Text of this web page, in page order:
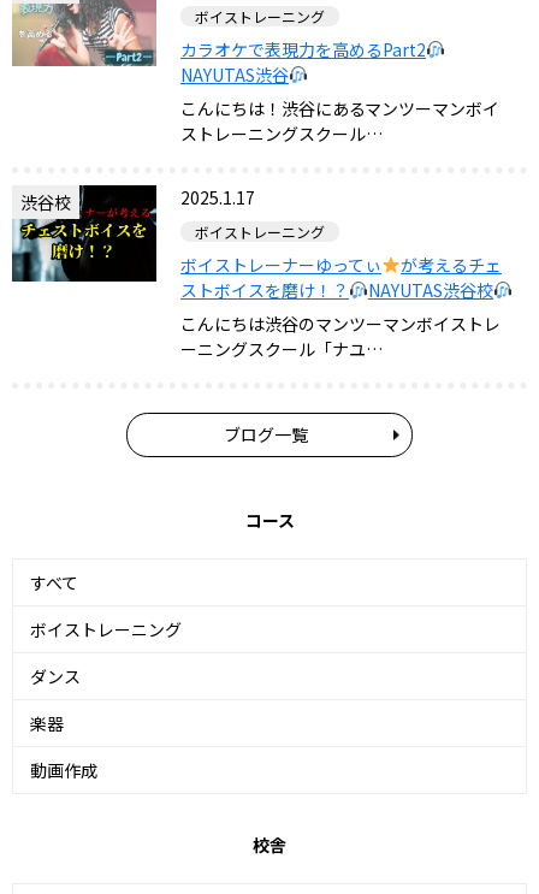
ボイストレーニング
カラオケで表現力を高めるPart2
NAYUTAS渋谷
こんにちは！渋谷にあるマンツーマンボイ
ストレーニングスクール…
渋谷校 2025.1.17
ボイストレーニング
ボイストレーナーゆってぃ
が考えるチェ
ストボイスを磨け！？
NAYUTAS渋谷校
こんにちは渋谷のマンツーマンボイストレ
ーニングスクール「ナユ…
ブログ一覧
コース
すべて
ボイストレーニング
ダンス
楽器
動画作成
校舎